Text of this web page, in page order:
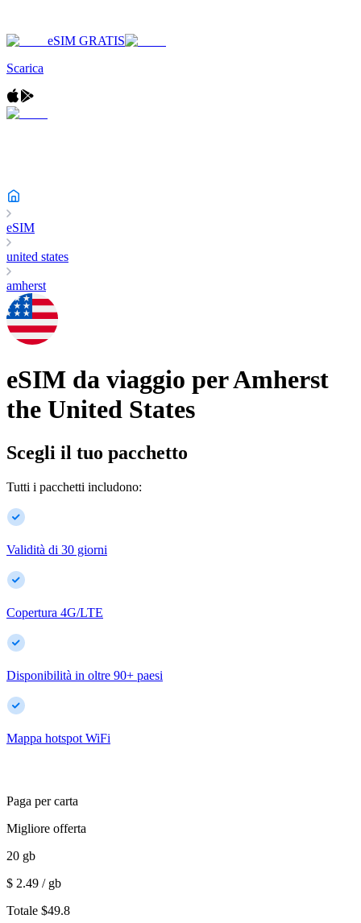
eSIM GRATIS
Scarica
eSIM
united states
amherst
eSIM da viaggio perAmherst
the United States
Scegli il tuo pacchetto
Tutti i pacchetti includono:
Validità di 30 giorni
Copertura 4G/LTE
Disponibilità in oltre 90+ paesi
Mappa hotspot WiFi
Paga per carta
Migliore offerta
20 gb
$ 2.49 / gb
Totale $49.8